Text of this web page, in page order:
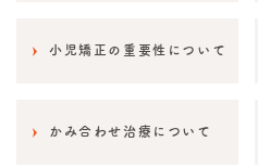
小児矯正の重要性について
かみ合わせ治療について